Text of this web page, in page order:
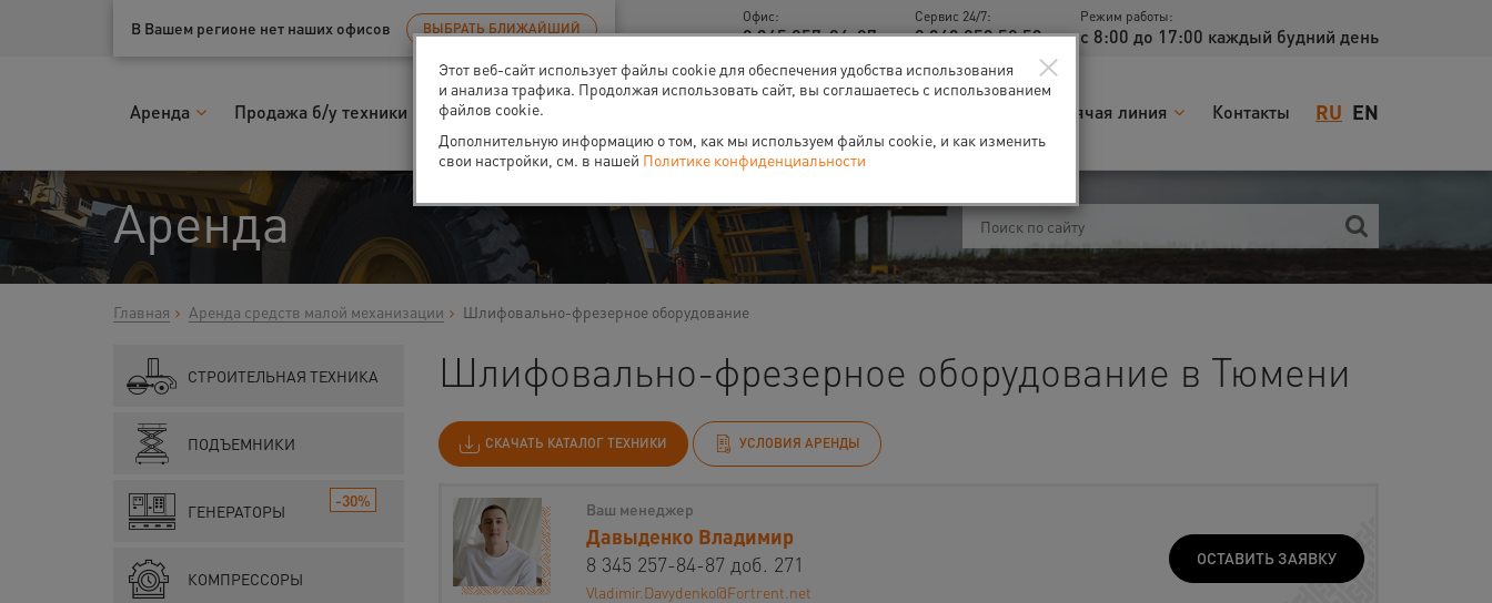
Ваш город:Тюмень
В Вашем регионе нет наших офисов ВЫБРАТЬ БЛИЖАЙШИЙ
Офис:
8 345 257-84-87
Сервис 24/7:
8 343 253 52 53
Режим работы:
с 8:00 до 17:00 каждый будний день
RU EN
Аренда Продажа б/у техники Запчасти Горячая линия Контакты
Аренда
Главная Аренда средств малой механизации Шлифовально-фрезерное оборудование
СТРОИТЕЛЬНАЯ ТЕХНИКА
ПОДЪЕМНИКИ
ГЕНЕРАТОРЫ
-30%
КОМПРЕССОРЫ
Шлифовально-фрезерное оборудование в Тюмени
СКАЧАТЬ КАТАЛОГ ТЕХНИКИ УСЛОВИЯ АРЕНДЫ
Ваш менеджер
Давыденко Владимир
8 345 257-84-87 доб. 271
Vladimir.Davydenko@Fortrent.net
ОСТАВИТЬ ЗАЯВКУ
×
Этот веб-сайт использует файлы cookie для обеспечения удобства использования
и анализа трафика. Продолжая использовать сайт, вы соглашаетесь с использованием
файлов cookie.
Дополнительную информацию о том, как мы используем файлы cookie, и как изменить
свои настройки, см. в нашей Политике конфиденциальности